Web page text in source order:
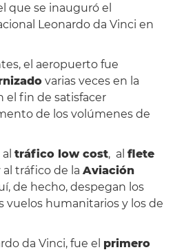
que se inauguró el
Leonardo da Vinci en
el aeropuerto fue
varias veces en la
el fin de satisfacer
de los volúmenes de
tráfico low cost, al flete
al tráfico de la Aviación
de hecho, despegan los
vuelos humanitarios y los de
da Vinci, fue el primero